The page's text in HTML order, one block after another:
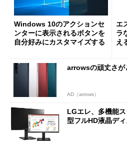
Windows 10のアクションセ
ンターに表示されるボタンを
自分好みにカスタマイズする
エ
ラ
え
arrowsの頑丈さが
AD（arrows）
LGエレ、多機能
型フルHD液晶デ